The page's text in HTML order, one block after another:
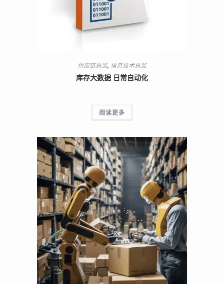
供应链总监, 信息技术总监
库存大数据 日常自动化
阅读更多